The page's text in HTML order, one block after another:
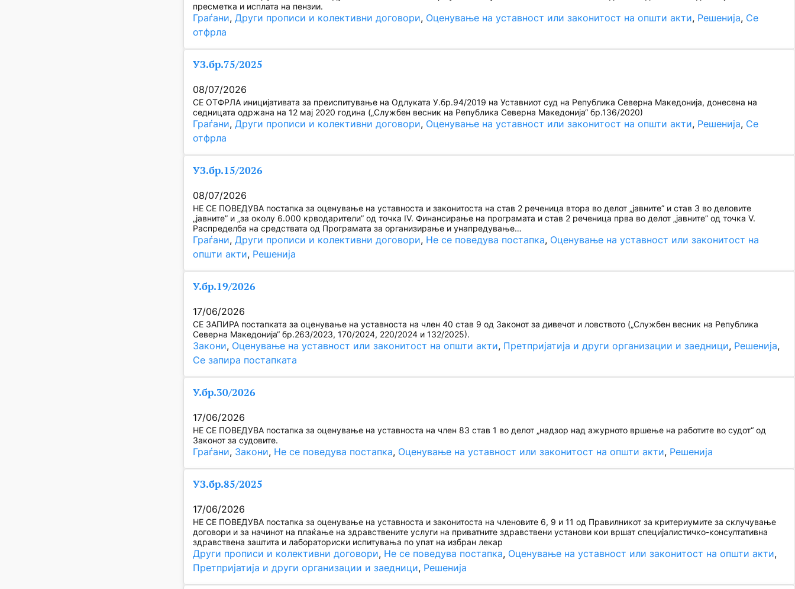
пресметка и исплата на пензии.
Граѓани, Други прописи и колективни договори, Оценување на уставност или законитост на општи акти, Решенија, Се
отфрла
УЗ.бр.75/2025
08/07/2026
СЕ ОТФРЛА иницијативата за преиспитување на Одлуката У.бр.94/2019 на Уставниот суд на Република Северна Македонија, донесена на
седницата одржана на 12 мај 2020 година („Службен весник на Република Северна Македонија“ бр.136/2020)
Граѓани, Други прописи и колективни договори, Оценување на уставност или законитост на општи акти, Решенија, Се
отфрла
УЗ.бр.15/2026
08/07/2026
НЕ СЕ ПОВЕДУВА постапка за оценување на уставноста и законитоста на став 2 реченица втора во делот „јавните” и став 3 во деловите
„јавните” и „за околу 6.000 крводарители” од точка IV. Финансирање на програмата и став 2 реченица прва во делот „јавните” од точка V.
Распределба на средствата од Програмата за организирање и унапредување…
Граѓани, Други прописи и колективни договори, Не се поведува постапка, Оценување на уставност или законитост на
општи акти, Решенија
У.бр.19/2026
17/06/2026
СЕ ЗАПИРА постапката за оценување на уставноста на член 40 став 9 од Законот за дивечот и ловството („Службен весник на Република
Северна Македонија“ бр.263/2023, 170/2024, 220/2024 и 132/2025).
Закони, Оценување на уставност или законитост на општи акти, Претпријатија и други организации и заедници, Решенија ,
Се запира постапката
У.бр.30/2026
17/06/2026
НЕ СЕ ПОВЕДУВА постапка за оценување на уставноста на член 83 став 1 во делот „надзор над ажурното вршење на работите во судот“ од
Законот за судовите.
Граѓани, Закони, Не се поведува постапка, Оценување на уставност или законитост на општи акти, Решенија
УЗ.бр.85/2025
17/06/2026
НЕ СЕ ПОВЕДУВА постапка за оценување на уставноста и законитоста на членовите 6, 9 и 11 од Правилникот за критериумите за склучување
договори и за начинот на плаќање на здравствените услуги на приватните здравствени установи кои вршат специјалистичко-консултативна
здравствена заштита и лабораториски испитувања по упат на избран лекар
Други прописи и колективни договори, Не се поведува постапка, Оценување на уставност или законитост на општи акти ,
Претпријатија и други организации и заедници, Решенија